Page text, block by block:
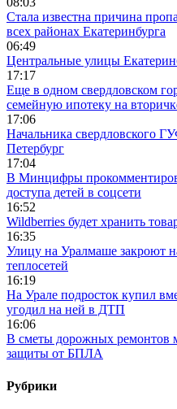
Стала известна причина
всех районах Екатеринбурга
06:49
Центральные улицы
17:17
Еще в одном свердловском
семейную ипотеку на
17:06
Начальника свердловского
Петербург
17:04
В Минцифры
доступа детей в соцсети
16:52
Wildberries будет хранить
16:35
Улицу на Уралмаше закроют
теплосетей
16:19
На Урале подросток купил
угодил на ней в ДТП
16:06
В сметы дорожных ремонтов
защиты от БПЛА
Рубрики